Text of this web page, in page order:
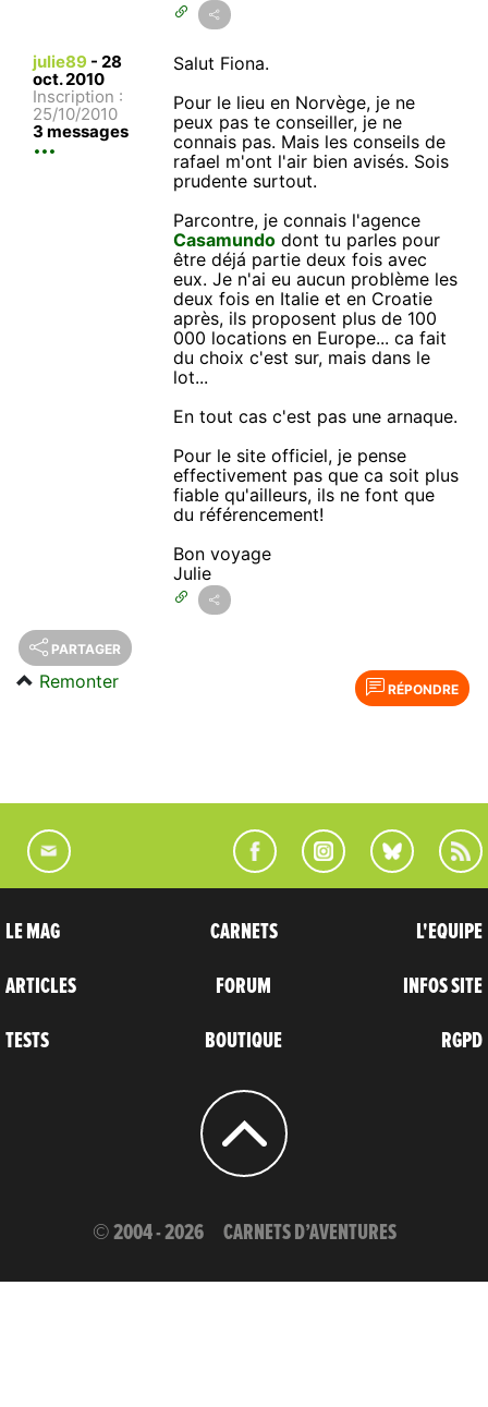
julie89 - 28
oct. 2010
Inscription :
25/10/2010
3 messages
Salut Fiona.
Pour le lieu en Norvège, je ne
peux pas te conseiller, je ne
connais pas. Mais les conseils de
rafael m'ont l'air bien avisés. Sois
prudente surtout.
Parcontre, je connais l'agence
Casamundo dont tu parles pour
être déjá partie deux fois avec
eux. Je n'ai eu aucun problème les
deux fois en Italie et en Croatie
après, ils proposent plus de 100
000 locations en Europe... ca fait
du choix c'est sur, mais dans le
lot...
En tout cas c'est pas une arnaque.
Pour le site officiel, je pense
effectivement pas que ca soit plus
fiable qu'ailleurs, ils ne font que
du référencement!
Bon voyage
Julie
PARTAGER
RÉPONDRE
Remonter
LE MAG
ARTICLES
TESTS
CARNETS
FORUM
BOUTIQUE
L'EQUIPE
INFOS SITE
RGPD
© 2004 - 2026 CARNETS D’AVENTURES